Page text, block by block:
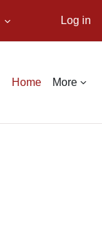
Log in
Home More